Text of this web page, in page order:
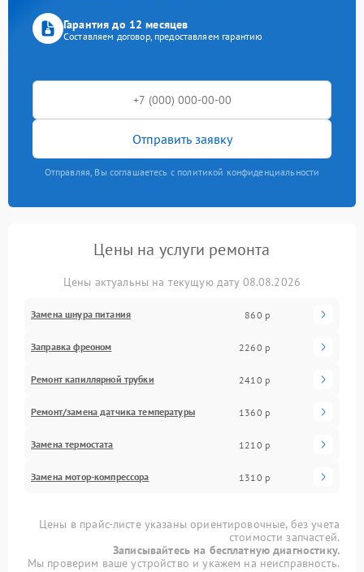
Гарантия до 12 месяцев
Составляем договор, предоставляем гарантию
Отправить заявку
Отправляя, Вы соглашаетесь с политикой конфиденциальности
Цены на услуги ремонта
Цены актуальны на текущую дату 08.08.2026
Замена шнура питания 860 р
Заправка фреоном 2260 р
Ремонт капиллярной трубки 2410 р
Ремонт/замена датчика температуры 1360 р
Замена термостата 1210 р
Замена мотор-компрессора 1310 р
Цены в прайс-листе указаны ориентировочные, без учета
стоимости запчастей.
Записывайтесь на бесплатную диагностику.
Мы проверим ваше устройство и укажем на неисправность.